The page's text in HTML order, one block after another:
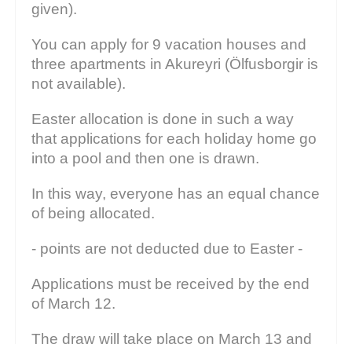
given).
You can apply for 9 vacation houses and
three apartments in Akureyri (Ölfusborgir is
not available).
Easter allocation is done in such a way
that applications for each holiday home go
into a pool and then one is drawn.
In this way, everyone has an equal chance
of being allocated.
- points are not deducted due to Easter -
Applications must be received by the end
of March 12.
The draw will take place on March 13 and